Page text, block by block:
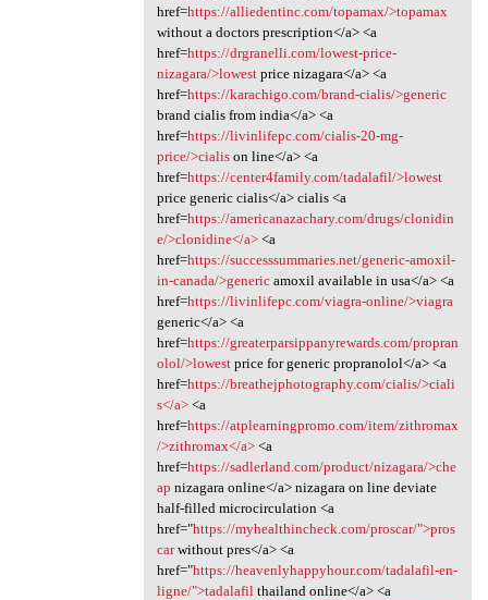
href=https://alliedentinc.com/topamax/>topamax
without a doctors prescription</a> <a
href=https://drgranelli.com/lowest-price-
nizagara/>lowestprice nizagara</a> <a
href=https://karachigo.com/brand-cialis/>generic
brand cialis from india</a> <a
href=https://livinlifepc.com/cialis-20-mg-
price/>cialison line</a> <a
href=https://center4family.com/tadalafil/>lowest
price generic cialis</a> cialis <a
href=https://americanazachary.com/drugs/clonidin
e/>clonidine</a><a
href=https://successsummaries.net/generic-amoxil-
in-canada/>genericamoxil available in usa</a> <a
href=https://livinlifepc.com/viagra-online/>viagra
generic</a> <a
href=https://greaterparsippanyrewards.com/propran
olol/>lowestprice for generic propranolol</a> <a
href=https://breathejphotography.com/cialis/>ciali
s</a><a
href=https://atplearningpromo.com/item/zithromax
/>zithromax</a><a
href=https://sadlerland.com/product/nizagara/>che
ap nizagara online</a> nizagara on line deviate
half-filled microcirculation <a
href="https://myhealthincheck.com/proscar/">pros
carwithout pres</a> <a
href="https://heavenlyhappyhour.com/tadalafil-en-
ligne/">tadalafil thailand online</a> <a